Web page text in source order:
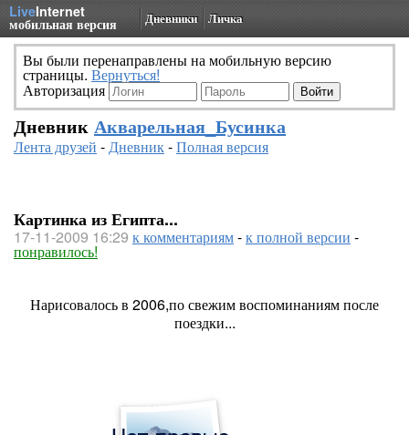
LiveInternet
мобильная версия Дневники Личка
Вы были перенаправлены на мобильную версию
страницы. Вернуться!
Авторизация
Дневник Акварельная_Бусинка
Лента друзей -Дневник-Полная версия
Картинка из Египта...
17-11-2009 16:29 к комментариям-к полной версии -
понравилось!
Нарисовалось в 2006,по свежим воспоминаниям после
поездки...